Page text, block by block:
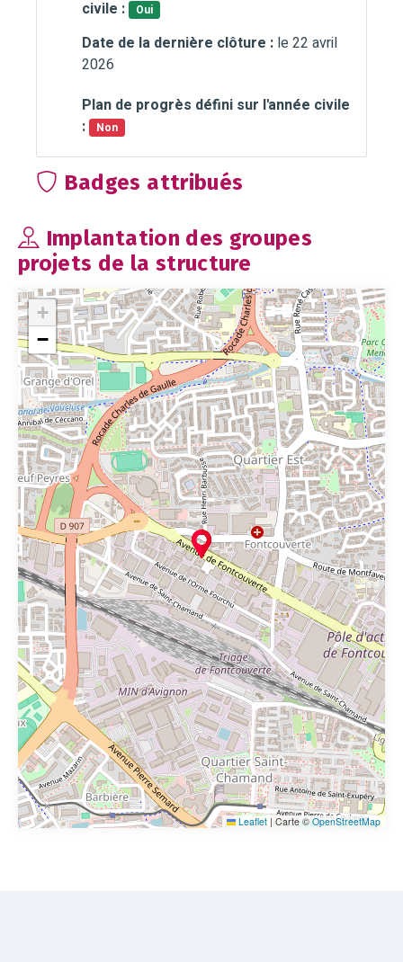
civile : Oui
Date de la dernière clôture : le 22 avril
2026
Plan de progrès défini sur l'année civile
:
Non
Badges attribués
Implantation des groupes
projets de la structure
+
−
Leaflet | Carte ©OpenStreetMap